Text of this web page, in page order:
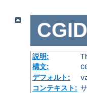
説明:
構文:
デフォルト:
コンテキスト: